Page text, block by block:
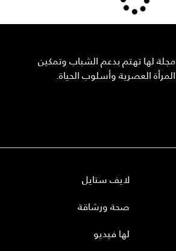
مجلة لها تهتم بدعم الشباب وتمكين
المرأة العصرية وأسلوب الحياة.
لايف ستايل
صحة ورشاقة
لها فيديو